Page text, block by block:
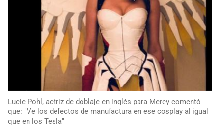
Lucie Pohl, actriz de doblaje en inglés para Mercy comentó
que: "Ve los defectos de manufactura en ese cosplay al igual
que en los Tesla"